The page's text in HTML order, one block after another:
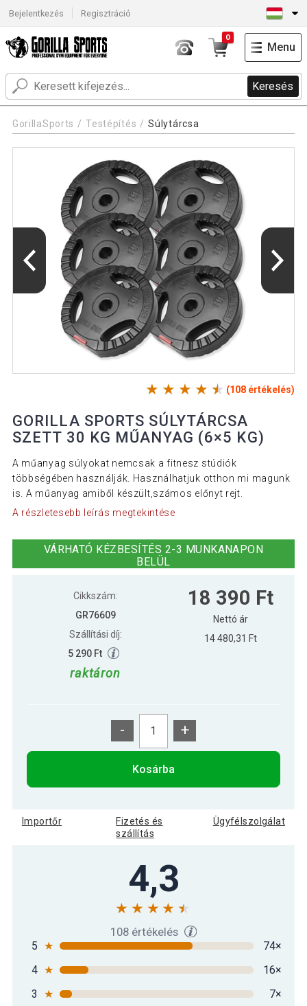
Bejelentkezés Regisztráció
Keresés
0
Menu
GorillaSports Testépítés Súlytárcsa
(108 értékelés)
GORILLA SPORTS SÚLYTÁRCSA
SZETT 30 KG MŰANYAG (6×5 KG)
A műanyag súlyokat nemcsak a fitnesz stúdiók
többségében használják. Használhatjuk otthon mi magunk
is. A műanyag amiből készült,számos előnyt rejt.
A részletesebb leírás megtekintése
VÁRHATÓ KÉZBESÍTÉS 2-3 MUNKANAPON
BELÜL
Cikkszám:
GR76609
Szállítási díj:
5 290 Ft
raktáron
18 390 Ft
Nettó ár
14 480,31 Ft
- +
Kosárba
Importőr
Fizetés és
szállítás
Ügyfélszolgálat
4,3
108 értékelés
5 ★
74×
4 ★
16×
3
★
7×